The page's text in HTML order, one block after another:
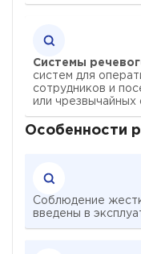
Системы
систем для
сотрудников и
или чрезвычайных
Особенности
Соблюдение
введены в